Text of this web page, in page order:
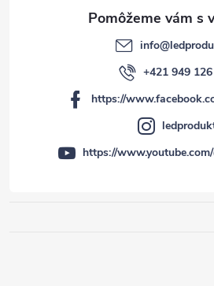
info@
+421 949
https://
https://